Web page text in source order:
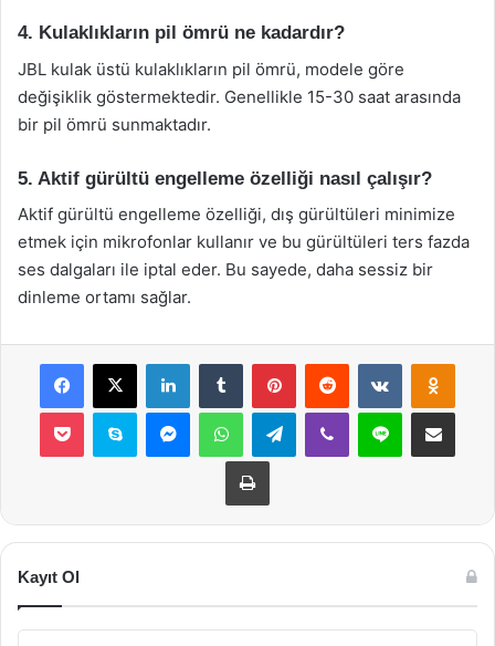
4. Kulaklıkların pil ömrü ne kadardır?
JBL kulak üstü kulaklıkların pil ömrü, modele göre
değişiklik göstermektedir. Genellikle 15-30 saat arasında
bir pil ömrü sunmaktadır.
5. Aktif gürültü engelleme özelliği nasıl çalışır?
Aktif gürültü engelleme özelliği, dış gürültüleri minimize
etmek için mikrofonlar kullanır ve bu gürültüleri ters fazda
ses dalgaları ile iptal eder. Bu sayede, daha sessiz bir
dinleme ortamı sağlar.
Facebook
X LinkedInTumblr PinterestReddit VKontakte
Pocket Skype MessengerWhatsAppTelegramViber Line E-Posta ile
Yazdır
Kayıt Ol